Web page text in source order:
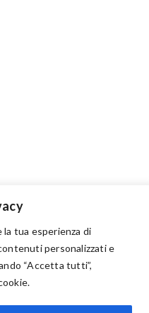
la tua esperienza di
personalizzati e
“Accetta tutti”,